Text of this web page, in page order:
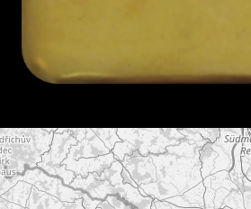
Karte überspringen